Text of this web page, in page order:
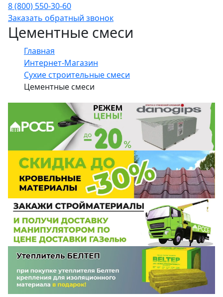
8 (800) 550-30-60
Заказать обратный звонок
Цементные смеси
Главная
Интернет-Магазин
Сухие строительные смеси
Цементные смеси